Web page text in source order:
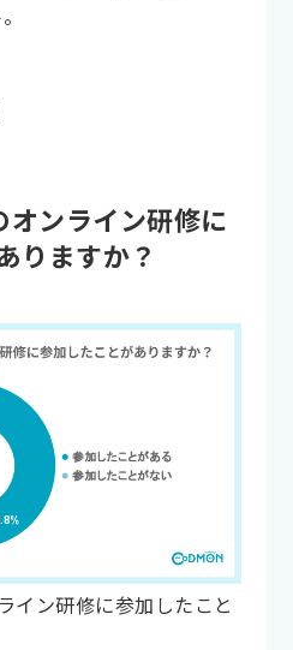
オンライン研修に
りますか？
イン研修に参加したこと